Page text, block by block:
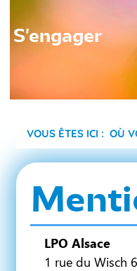
S'engager
Vous êtes ici : Où
LPO Alsace
1 rue du Wisch